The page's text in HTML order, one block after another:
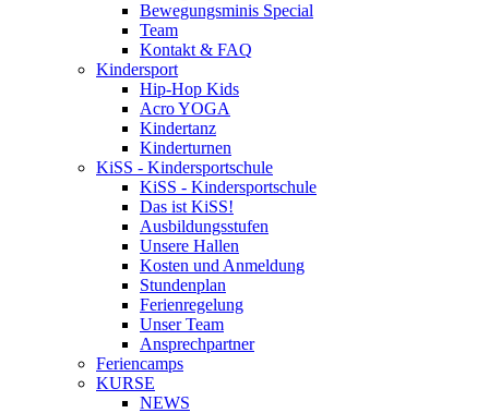
Bewegungsminis Special
Team
Kontakt & FAQ
Kindersport
Hip-Hop Kids
Acro YOGA
Kindertanz
Kinderturnen
KiSS - Kindersportschule
KiSS - Kindersportschule
Das ist KiSS!
Ausbildungsstufen
Unsere Hallen
Kosten und Anmeldung
Stundenplan
Ferienregelung
Unser Team
Ansprechpartner
Feriencamps
KURSE
NEWS